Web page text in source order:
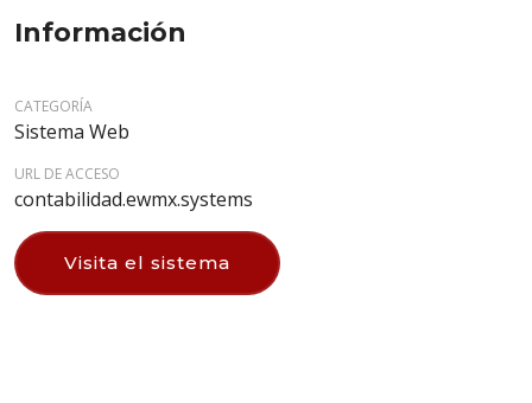
Información
CATEGORÍA
Sistema Web
URL DE ACCESO
contabilidad.ewmx.systems
Visita el sistema